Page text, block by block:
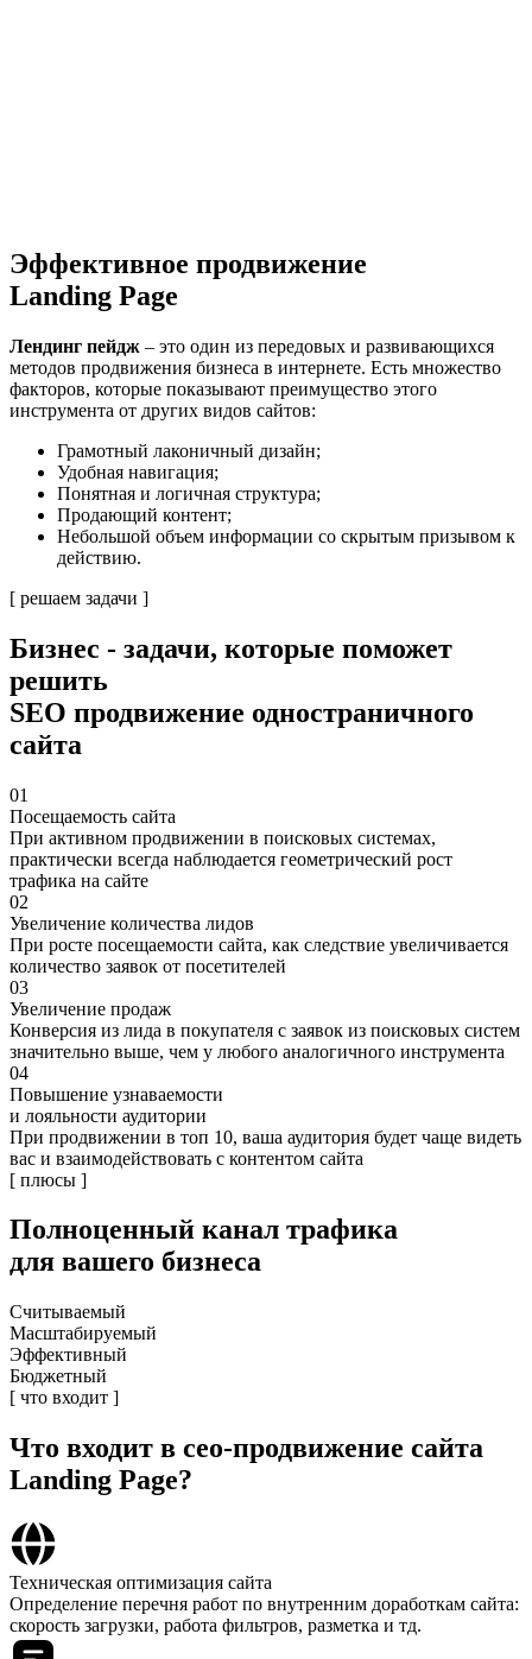
Эффективное продвижение
Landing Page
Лендинг пейдж – это один из передовых и развивающихся
методов продвижения бизнеса в интернете. Есть множество
факторов, которые показывают преимущество этого
инструмента от других видов сайтов:
Грамотный лаконичный дизайн;
Удобная навигация;
Понятная и логичная структура;
Продающий контент;
Небольшой объем информации со скрытым призывом к
действию.
[ решаем задачи ]
Бизнес - задачи, которые поможет
решить
SEO продвижение одностраничного
сайта
01
Посещаемость сайта
При активном продвижении в поисковых системах,
практически всегда наблюдается геометрический рост
трафика на сайте
02
Увеличение количества лидов
При росте посещаемости сайта, как следствие увеличивается
количество заявок от посетителей
03
Увеличение продаж
Конверсия из лида в покупателя с заявок из поисковых систем
значительно выше, чем у любого аналогичного инструмента
04
Повышение узнаваемости
и лояльности аудитории
При продвижении в топ 10, ваша аудитория будет чаще видеть
вас и взаимодействовать с контентом сайта
[ плюсы ]
Полноценный канал трафика
для вашего бизнеса
Считываемый
Масштабируемый
Эффективный
Бюджетный
[ что входит ]
Что входит в сео-продвижение сайта
Landing Page?
Техническая оптимизация сайта
Определение перечня работ по внутренним доработкам сайта:
скорость загрузки, работа фильтров, разметка и тд.